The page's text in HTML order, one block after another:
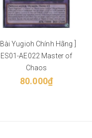
[ Bài Yugioh Chính Hãng ]
ES01-AE022 Master of
Chaos
80.000₫